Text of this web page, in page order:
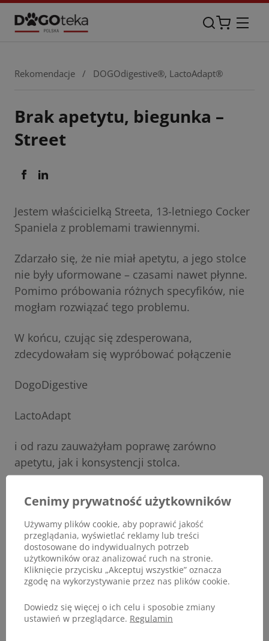
Rekomendacje / DOGOdigestive®, LactoAdapt®
Brak apetytu, biegunka –
Street
Jestem właścicielką Streeta, 13-letniego Cocker
Spaniela z problemami trawiennymi.
Zdarzało się, że nie miał apetytu, a jego stolce
nie były uformowane – czasami nawet płynne.
Pomimo próbowania różnych specyfików, nie
mogłam rozwiązać tego problemu.
W końcu, czując się zdesperowana,
zdecydowałam się wypróbować połączenie
DogoDigestive
LactoAdapt
i od razu zauważyłam poprawę zarówno
apetytu, jak i konsystencji stolca.
Jestem bardzo zadowolona z rezultatów i cieszę
się, że mój staruszek je z entuzjazmem i nie
cierpi już na bóle brzucha.
„
Dajana Traverso, Włochy
Cenimy prywatność użytkowników
Używamy plików cookie, aby poprawić jakość
przeglądania, wyświetlać reklamy lub treści
dostosowane do indywidualnych potrzeb
użytkowników oraz analizować ruch na stronie.
Kliknięcie przycisku „Akceptuj wszystkie” oznacza
zgodę na wykorzystywanie przez nas plików cookie.
Dowiedz się więcej o ich celu i sposobie zmiany
ustawień w przeglądarce. Regulamin